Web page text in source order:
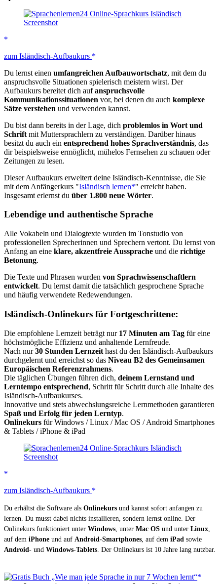
zum Isländisch-Aufbaukurs
Du lernst einen umfangreichen Aufbauwortschatz, mit dem du
anspruchsvolle Situationen spielerisch meistern wirst. Der
Aufbaukurs bereitet dich aufanspruchsvolle
Kommunikationssituationen vor, bei denen du auch komplexe
Sätze verstehen und verwenden kannst.
Du bist dann bereits in der Lage, dich problemlos in Wort und
Schrift mit Muttersprachlern zu verständigen. Darüber hinaus
besitzt du auch ein entsprechend hohes Sprachverständnis, das
dir beispielsweise ermöglicht, mühelos Fernsehen zu schauen oder
Zeitungen zu lesen.
Dieser Aufbaukurs erweitert deine Isländisch-Kenntnisse, die Sie
mit dem Anfängerkurs "Isländisch lernen " erreicht haben.
Insgesamt erlernst du über 1.800 neue Wörter.
Lebendige und authentische Sprache
Alle Vokabeln und Dialogtexte wurden im Tonstudio von
professionellen Sprecherinnen und Sprechern vertont. Du lernst von
Anfang an eine klare, akzentfreie Aussprache und die richtige
Betonung.
Die Texte und Phrasen wurden von Sprachwissenschaftlern
entwickelt. Du lernst damit die tatsächlich gesprochene Sprache
und häufig verwendete Redewendungen.
Isländisch-Onlinekurs für Fortgeschrittene:
Die empfohlene Lernzeit beträgt nur 17 Minuten am Tag für eine
höchstmögliche Effizienz und anhaltende Lernfreude.
Nach nur30 Stunden Lernzeit hast du den Isländisch-Aufbaukurs
durchgelernt und erreichst so das Niveau B2 des Gemeinsamen
Europäischen Referenzrahmens.
Die täglichen Übungen führen dich, deinem Lernstand und
Lerntempo entsprechend, Schritt für Schritt durch alle Inhalte des
Isländisch-Aufbaukurses.
Innovative und stets abwechslungsreiche Lernmethoden garantieren
Spaß und Erfolg für jeden Lerntyp.
Onlinekurs für Windows / Linux / Mac OS / Android Smartphones
& Tablets / iPhone & iPad
zum Isländisch-Aufbaukurs
Du erhältst die Software als Onlinekurs und kannst sofort anfangen zu
lernen. Du musst dabei nichts installieren, sondern lernst online. Der
Onlinekurs funktioniert unter Windows , unter Mac OS und unter Linux
auf dem iPhone und auf Android-Smartphones , auf dem iPad sowie
Android- und Windows-Tablets . Der Onlinekurs ist 10 Jahre lang nutzbar.